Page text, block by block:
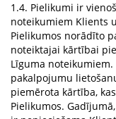
1.4. Pielikumi ir
noteikumiem Klients
Pielikumos norādīto
noteiktajai kārtībai
Līguma
pakalpojumu
piemērota kārtība,
Pielikumos.